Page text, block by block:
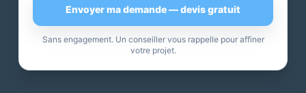
Envoyer ma demande — devis gratuit
Sans engagement. Un conseiller vous rappelle pour affiner
votre projet.